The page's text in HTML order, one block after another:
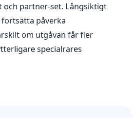
och partner-set. Långsiktigt
påverka
om utgåvan får fler
specialrares